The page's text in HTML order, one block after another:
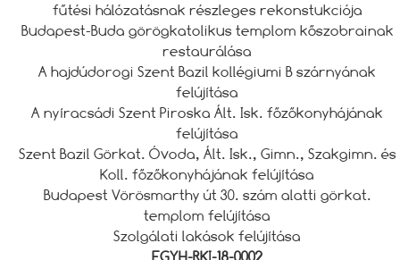
fűtési hálózatásnak részleges rekonstukciója
Budapest-Buda görögkatolikus templom kőszobrainak
restaurálása
A hajdúdorogi Szent Bazil kollégiumi B szárnyának
felújítása
A nyíracsádi Szent Piroska Ált. Isk. főzőkonyhájának
felújítása
Szent Bazil Görkat. Óvoda, Ált. Isk., Gimn., Szakgimn. és
Koll. főzőkonyhájának felújítása
Budapest Vörösmarthy út 30. szám alatti görkat.
templom felújítása
Szolgálati lakások felújítása